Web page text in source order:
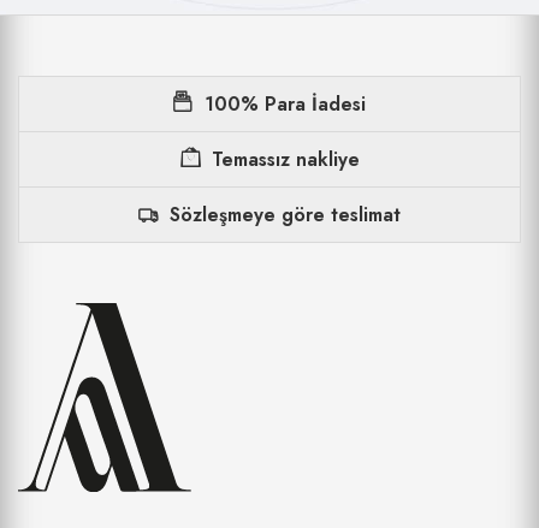
100% Para İadesi
Temassız nakliye
Sözleşmeye göre teslimat